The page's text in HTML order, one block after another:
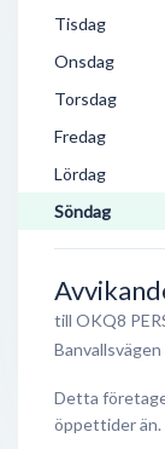
Tisdag
Onsdag
Torsdag
Fredag
Lördag
Söndag
till OKQ8
Banvallsvägen
Detta
öppettider än.